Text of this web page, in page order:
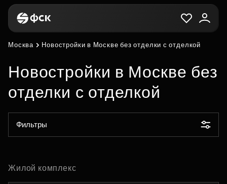
Москва Новостройки в Москве без отделки с отделкой
Новостройки в Москве без
отделки с отделкой
Фильтры
Жилой комплекс